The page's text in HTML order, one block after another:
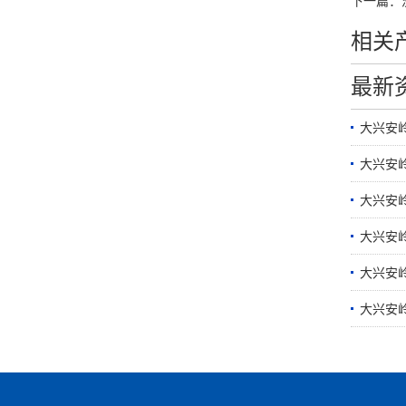
相关
最新
大兴安
大兴安
大兴安
大兴安
大兴安
大兴安